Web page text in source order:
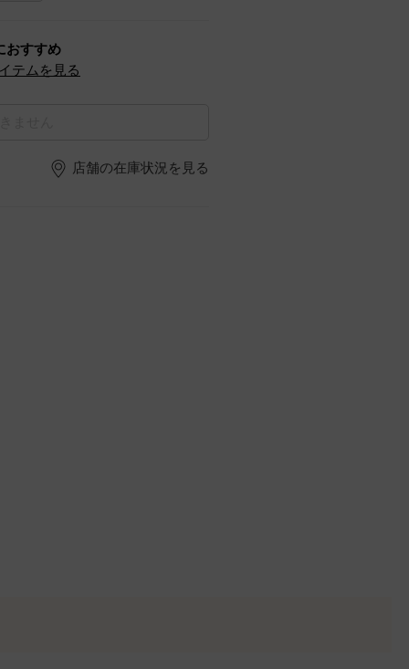
おすすめ
テムを見る
店舗の在庫状況を見る